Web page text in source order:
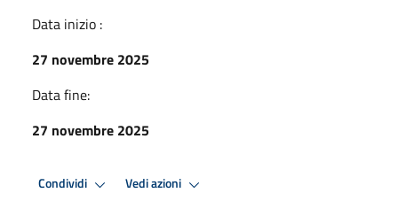
Data inizio :
27 novembre 2025
Data fine:
27 novembre 2025
Condividi Vedi azioni